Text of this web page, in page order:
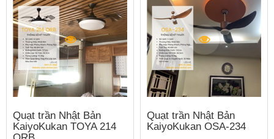
Quạt trần Nhật Bản
KaiyoKukan TOYA 214
Quạt trần Nhật Bản
KaiyoKukan OSA-234